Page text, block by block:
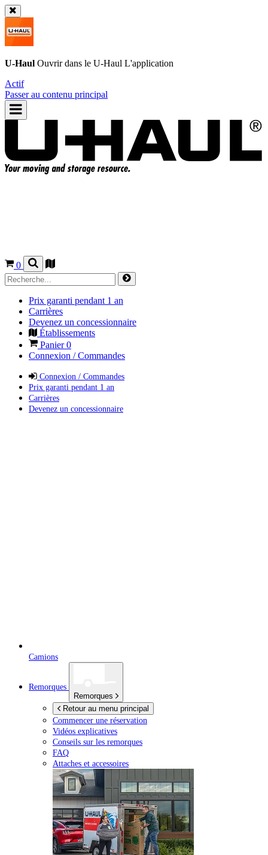
U-Haul Ouvrir dans le U-Haul L'application
Actif
Passer au contenu principal
0
Prix garanti pendant 1 an
Carrières
Devenez un concessionnaire
Établissements
Panier0
Connexion / Commandes
Connexion / Commandes
Prix garanti pendant 1 an
Carrières
Devenez un concessionnaire
Camions
Remorques
Remorques
Retour au menu principal
Commencer une réservation
Vidéos explicatives
Conseils sur les remorques
FAQ
Attaches et accessoires